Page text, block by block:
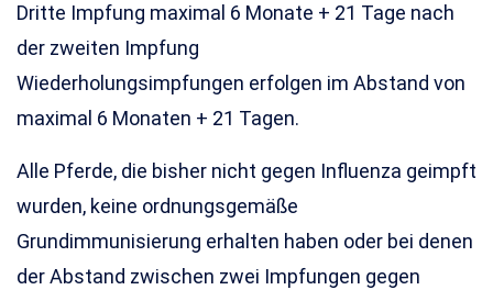
Dritte Impfung maximal 6 Monate + 21 Tage nach
der zweiten Impfung
Wiederholungsimpfungen erfolgen im Abstand von
maximal 6 Monaten + 21 Tagen.
Alle Pferde, die bisher nicht gegen Influenza geimpft
wurden, keine ordnungsgemäße
Grundimmunisierung erhalten haben oder bei denen
der Abstand zwischen zwei Impfungen gegen